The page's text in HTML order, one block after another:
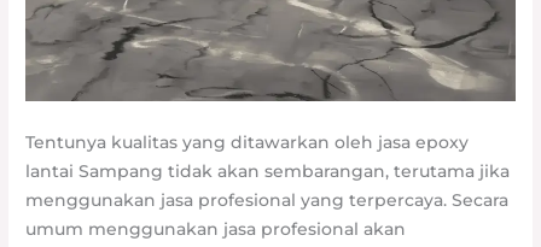
Tentunya kualitas yang ditawarkan oleh jasa epoxy
lantai Sampang tidak akan sembarangan, terutama jika
menggunakan jasa profesional yang terpercaya. Secara
umum menggunakan jasa profesional akan